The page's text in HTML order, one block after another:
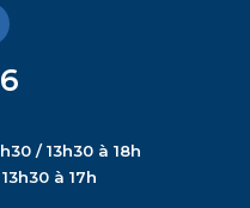
/ 13h30 à 18h
à 17h